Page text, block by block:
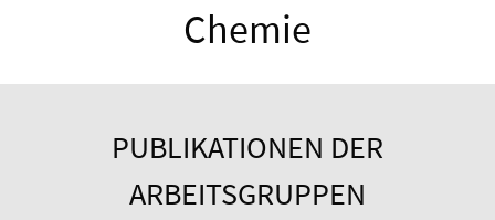
Chemie
PUBLIKATIONEN DER
ARBEITSGRUPPEN